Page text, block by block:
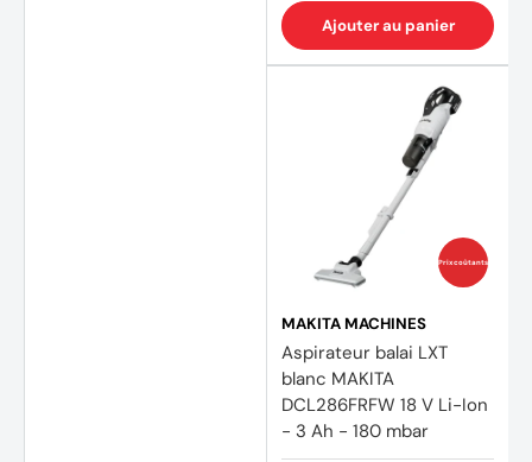
Ajouter au panier
Prix coûtants
MAKITA MACHINES
Aspirateur balai LXT
blanc MAKITA
DCL286FRFW 18 V Li-Ion
- 3 Ah - 180 mbar